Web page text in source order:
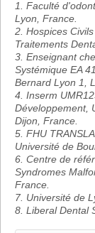
1. Faculté
Lyon, France.
2. Hospices
Traitements
3. Enseignant
Systémique EA
Bernard Lyon 1,
4. Inserm
Développement,
Dijon, France.
5. FHU
Université de
6. Centre de
Syndromes
France.
7. Université de
8. Liberal Dental